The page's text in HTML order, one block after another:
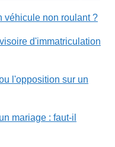
véhicule non roulant ?
d'immatriculation
l'opposition sur un
mariage : faut-il